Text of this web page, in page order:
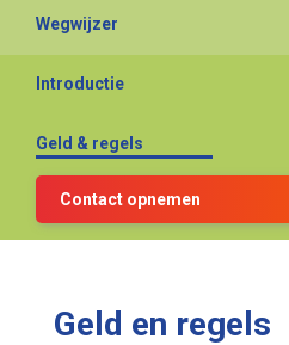
Wegwijzer
Introductie
Geld & regels
Contact opnemen
Geld en regels